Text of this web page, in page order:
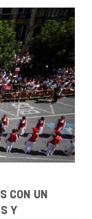
CON UN
Y